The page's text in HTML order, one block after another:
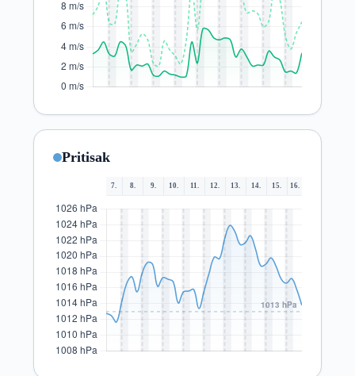
Pritisak
7. 8. 9. 10. 11. 12. 13. 14. 15. 16.